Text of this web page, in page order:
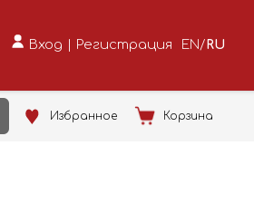
Вход | Регистрация EN /RU
Избранное Корзина